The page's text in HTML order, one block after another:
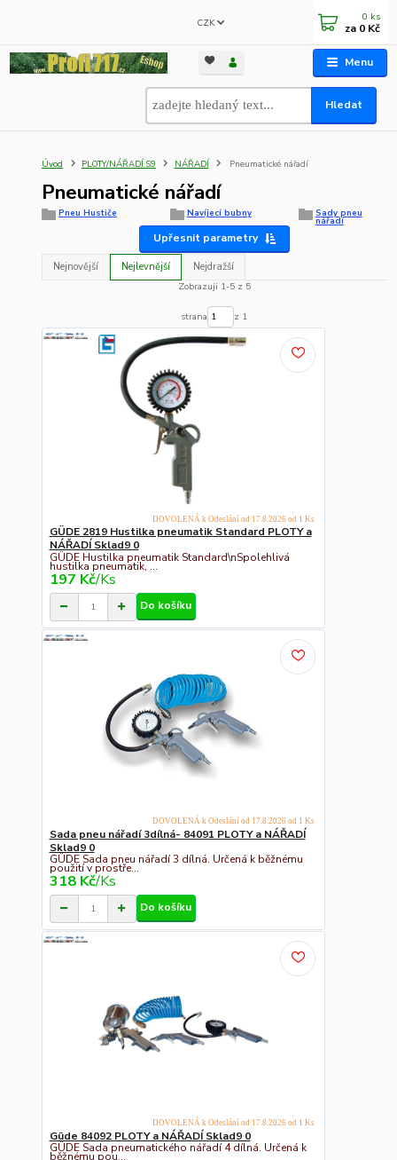
Menu
CZK
Hledat
0 ks
za 0 Kč
Úvod PLOTY/NÁŘADÍ.S9 NÁŘADÍ Pneumatické nářadí
Pneumatické nářadí
Pneu Hustiče Navíjecí bubny Sady pneu
nářadí
Upřesnit parametry
Nejnovější Nejlevnější
Nejdražší
Zobrazuji 1-5 z 5
strana z 1
GÜDE 2819 Hustilka pneumatik Standard PLOTY a
NÁŘADÍ Sklad9 0
GÜDE Hustilka pneumatik Standard\nSpolehlivá
hustilka pneumatik, ...
197 Kč/Ks
DOVOLENÁ k Odeslání od 17.8.2026 od 1 Ks
Do košíku
Sada pneu nářadí 3dílná- 84091 PLOTY a NÁŘADÍ
Sklad9 0
GÜDE Sada pneu nářadí 3 dílná. Určená k běžnému
použití v prostře...
318 Kč/Ks
DOVOLENÁ k Odeslání od 17.8.2026 od 1 Ks
Do košíku
Güde 84092 PLOTY a NÁŘADÍ Sklad9 0
GÜDE Sada pneumatického nářadí 4 dílná. Určená k
běžnému pou...
DOVOLENÁ k Odeslání od 17.8.2026 od 1 Ks